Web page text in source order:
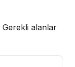
Gerekli alanlar